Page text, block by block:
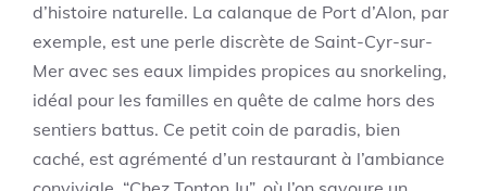
d’histoire naturelle. La calanque de Port d’Alon, par
exemple, est une perle discrète de Saint-Cyr-sur-
Mer avec ses eaux limpides propices au snorkeling,
idéal pour les familles en quête de calme hors des
sentiers battus. Ce petit coin de paradis, bien
caché, est agrémenté d’un restaurant à l’ambiance